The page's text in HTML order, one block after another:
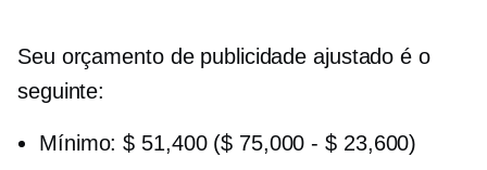
Seu orçamento de publicidade ajustado é o
seguinte:
Mínimo: $ 51,400 ($ 75,000- $ 23,600)